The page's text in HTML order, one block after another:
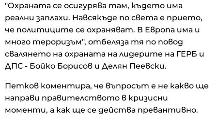
"Охраната се осигурява там, където има
реални заплахи. Навсякъде по света е прието,
че политиците се охраняват. В Европа има и
много тероризъм", отбеляза тя по повод
свалянето на охраната на лидерите на ГЕРБ и
ДПС - Бойко Борисов и Делян Пеевски.
Петков коментира, че въпросът е не какво ще
направи правителството в кризисни
моменти, а как ще се действа превантивно.